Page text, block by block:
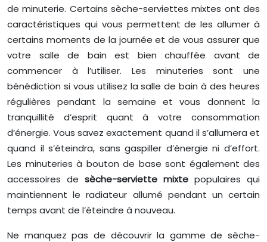
de minuterie. Certains sèche-serviettes mixtes ont des
caractéristiques qui vous permettent de les allumer à
certains moments de la journée et de vous assurer que
votre salle de bain est bien chauffée avant de
commencer à l’utiliser. Les minuteries sont une
bénédiction si vous utilisez la salle de bain à des heures
régulières pendant la semaine et vous donnent la
tranquillité d’esprit quant à votre consommation
d’énergie. Vous savez exactement quand il s’allumera et
quand il s’éteindra, sans gaspiller d’énergie ni d’effort.
Les minuteries à bouton de base sont également des
accessoires de sèche-serviette mixte populaires qui
maintiennent le radiateur allumé pendant un certain
temps avant de l’éteindre à nouveau.
Ne manquez pas de découvrir la gamme de sèche-